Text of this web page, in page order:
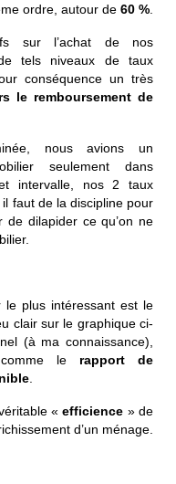
ordre, autour de 60 %
sur l’achat de nos
tels niveaux de taux
conséquence un très
le remboursement de
nous avions un
seulement dans
intervalle, nos 2 taux
faut de la discipline pour
de dilapider ce qu’on ne
le plus intéressant est le
clair sur le graphique ci-
(à ma connaissance),
le rapport de
«efficience » de
d’un ménage.